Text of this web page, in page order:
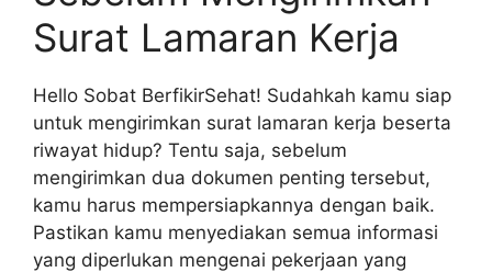
Surat Lamaran Kerja
Hello Sobat BerfikirSehat! Sudahkah kamu siap
untuk mengirimkan surat lamaran kerja beserta
riwayat hidup? Tentu saja, sebelum
mengirimkan dua dokumen penting tersebut,
kamu harus mempersiapkannya dengan baik.
Pastikan kamu menyediakan semua informasi
yang diperlukan mengenai pekerjaan yang